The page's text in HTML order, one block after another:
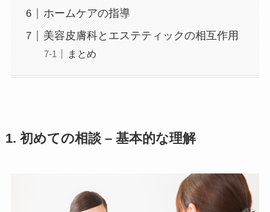
ホームケアの指導
美容皮膚科とエステティックの相互作用
まとめ
1. 初めての相談 – 基本的な理解